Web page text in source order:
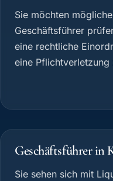
Sie möchten
Geschäftsführer
eine rechtliche
eine
Geschäftsführer in
Sie sehen sich mit